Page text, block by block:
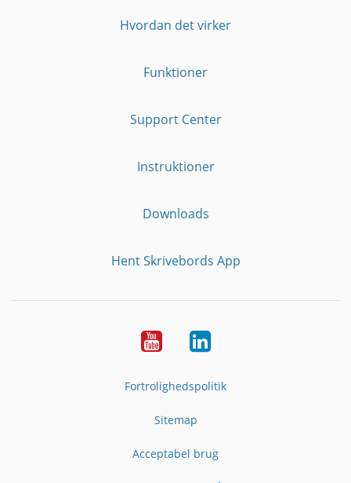
Hvordan det virker
Funktioner
Support Center
Instruktioner
Downloads
Hent Skrivebords App
YouTubeLinkedIn
Fortrolighedspolitik
Sitemap
Acceptabel brug